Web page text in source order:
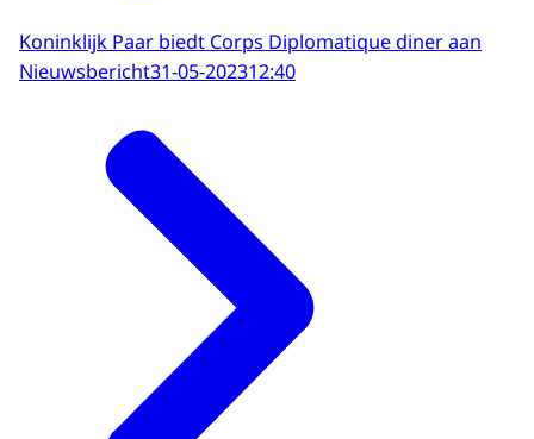
Koninklijk Paar biedt Corps Diplomatique diner aan
Nieuwsbericht31-05-202312:40